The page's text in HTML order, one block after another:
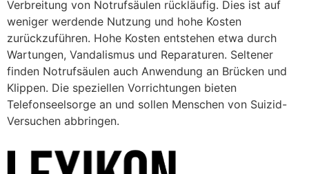
Verbreitung von Notrufsäulen rückläufig. Dies ist auf
weniger werdende Nutzung und hohe Kosten
zurückzuführen. Hohe Kosten entstehen etwa durch
Wartungen, Vandalismus und Reparaturen. Seltener
finden Notrufsäulen auch Anwendung an Brücken und
Klippen. Die speziellen Vorrichtungen bieten
Telefonseelsorge an und sollen Menschen von Suizid-
Versuchen abbringen.